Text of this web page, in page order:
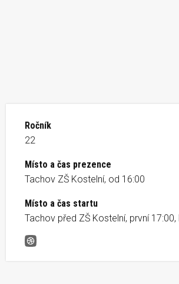
Ročník
22
Místo a čas prezence
Tachov ZŠ Kostelní, od 16:00
Místo a čas startu
Tachov před ZŠ Kostelní, první 17:00,
Večerní běh Tachovem